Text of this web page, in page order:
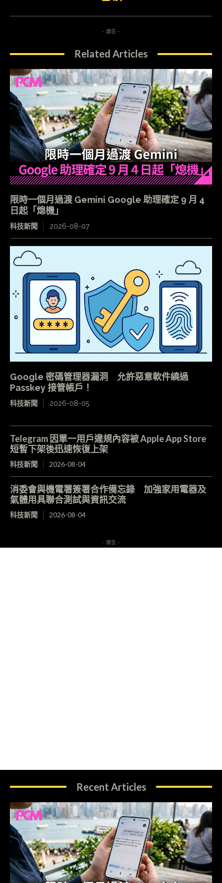
- 廣告 -
Related Articles
限時一個月過渡 Gemini Google 助理確定 9 月 4
日起「熄機」
科技新聞 2026-08-07
Google 密碼管理器漏洞 允許惡意軟件繞過
Passkey 接管帳戶！
科技新聞 2026-08-05
Telegram 因單一用戶違規內容被 Apple App Store
短暫下架後迅速恢復上架
科技新聞 2026-08-04
消委會與機電署簽署合作備忘錄 加強家用電器及
氣體用具聯合測試與資訊交流
科技新聞 2026-08-04
- 廣告 -
Recent Articles